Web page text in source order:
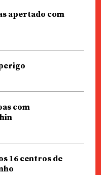
apertado com
com
16 centros de